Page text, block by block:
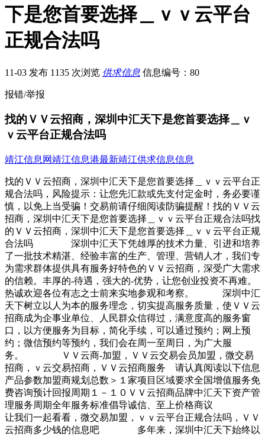
下是您首要选择＿ｖｖ云平台
正规合法吗
11-03 发布 1135 次浏览 供求信息 信息编号：80
报错/举报
找的ＶＶ云招商，深圳中汇天下是您首要选择＿ｖ
ｖ云平台正规合法吗
靖江信息网靖江信息港最新靖江供求信息信息
找的ＶＶ云招商，深圳中汇天下是您首要选择＿ｖｖ云平台正
规合法吗，风险提示：让您先汇款或先支付定金时，务必要谨
慎，以免上当受骗！交易前请仔细阅读防骗提醒！找的ＶＶ云
招商，深圳中汇天下是您首要选择＿ｖｖ云平台正规合法吗找
的ＶＶ云招商，深圳中汇天下是您首要选择＿ｖｖ云平台正规
合法吗 深圳中汇天下凭雄厚的技术力量、引进和培养
了一批技术精湛、经验丰富的生产、管理、营销人才，我们专
为需求群体提供具有服务好特色的ＶＶ云招商，深受广大需求
的信赖。丰厚的-待遇，强大的-优势，让您创业投资不再难。
热诚欢迎各位有志之士前来实地参观和考察。 深圳中汇
天下树立以人为本的服务理念，切实提高服务质量，使ＶＶ云
招商成为企事业单位、人民群众信得过，满意度高的服务窗
口，以方便服务为目标，简化手续，可以通过预约；网上预
约；微信预约等预约，我们会在周一至周日，为广大服
务。 ＶＶ云商-加盟，ＶＶ云交易会员加盟，微交易
招商，ｖ云交易招商，ＶＶ云招商服务 请认真阅读以下信息
产品参数加盟商规划总数＞１家项目区域要求全国增值服务免
费咨询预计回报周期１－１０ＶＶ云招商品牌中汇天下资产管
理服务周期全年服务标准倡导诚信、至上价格商议
让我们一起看看，微交易加盟，ｖｖ云平台正规合法吗，ＶＶ
云招商多少钱的信息吧 多年来，深圳中汇天下始终以